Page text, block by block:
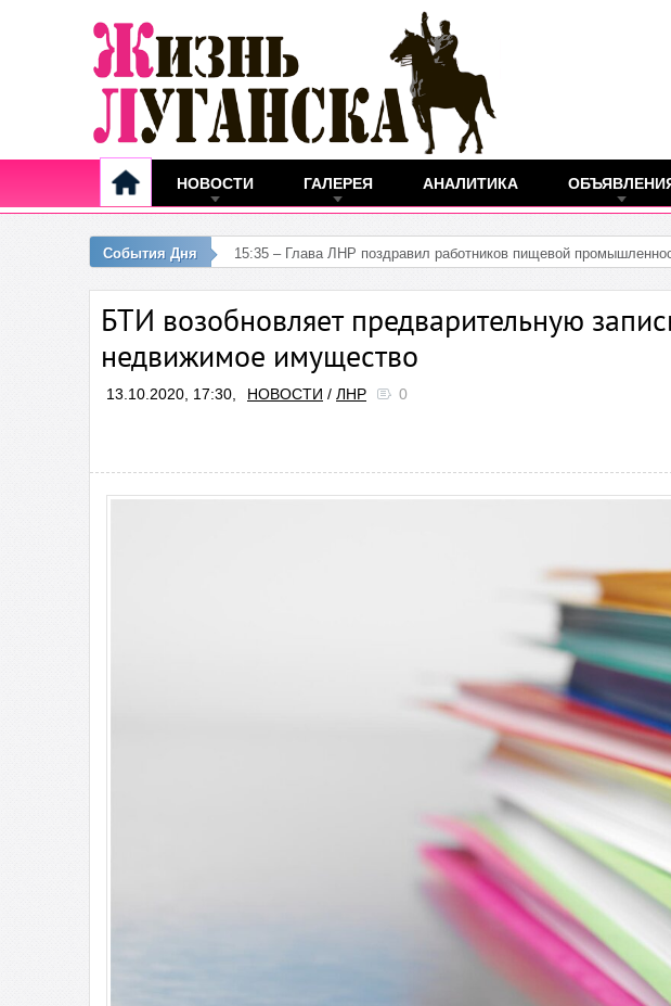
НОВОСТИ ГАЛЕРЕЯ АНАЛИТИКА
События Дня 09:13 – За с
БТИ возобновляет предварительную
недвижимое имущество
13.10.2020, 17:30, НОВОСТИ / ЛНР 0